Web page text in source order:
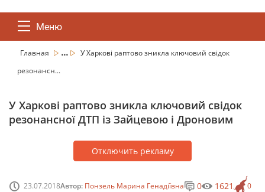
Меню
Главная ...
У Харкові раптово зникла ключовий свідок
резонансн...
У Харкові раптово зникла ключовий свідок
резонансної ДТП із Зайцевою і Дроновим
Отключить рекламу
23.07.2018Автор: Понзель Марина Генадіївна 0
0 1621